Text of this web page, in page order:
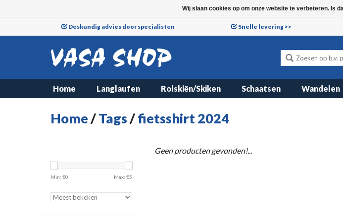
Deskundig advies door specialisten Snelle levering >>
Home Langlaufen Rolskiën/Skiken Schaatsen Wandelen
Home/Tags/fietsshirt 2024
Min: €0 Max: €5
Geen producten gevonden!...
Wij slaan cookies op om onze website te verbeteren. Is